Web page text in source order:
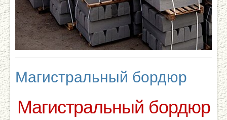
Магистральный бордюр
Магистральный бордюр